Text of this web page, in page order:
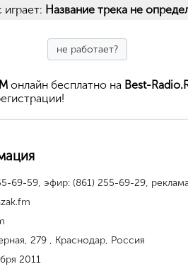
играет: Название трека не
не работает?
онлайн бесплатно на Best-
69-59, эфир: (861) 255-69-29,
279 , Краснодар, Россия
2011